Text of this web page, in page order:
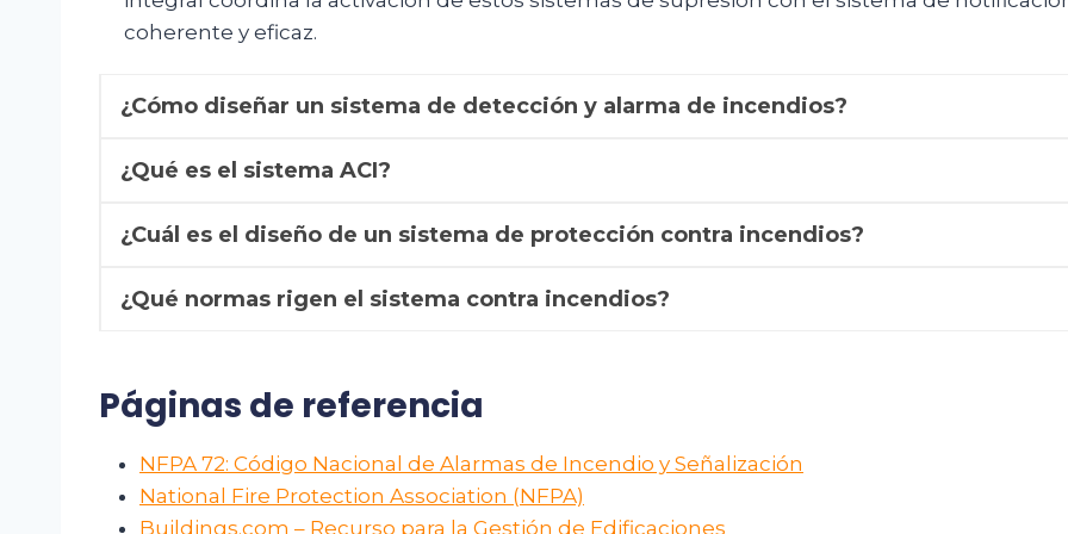
coherente y eficaz.
¿Cómo diseñar un sistema de detección y alarma de incendios?
¿Qué es el sistema ACI?
¿Cuál es el diseño de un sistema de protección contra incendios?
¿Qué normas rigen el sistema contra incendios?
Páginas de referencia
NFPA 72: Código Nacional de Alarmas de Incendio y Señalización
National Fire Protection Association (NFPA)
Buildings.com – Recurso para la Gestión de Edificaciones